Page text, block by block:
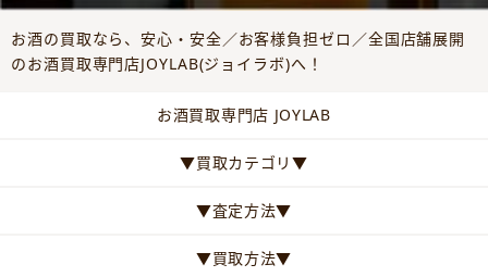
お酒の買取なら、安心・安全／お客様負担ゼロ／全国店舗展開
のお酒買取専門店JOYLAB(ジョイラボ)へ！
お酒買取専門店 JOYLAB
▼買取カテゴリ▼
▼査定方法▼
▼買取方法▼